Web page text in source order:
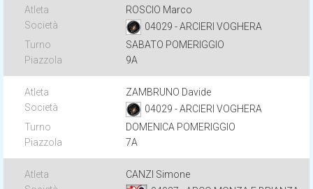
ROSCIO Marco
04029 - ARCIERI VOGHERA
SABATO POMERIGGIO
9A
ZAMBRUNO Davide
04029 - ARCIERI VOGHERA
DOMENICA POMERIGGIO
7A
CANZI Simone